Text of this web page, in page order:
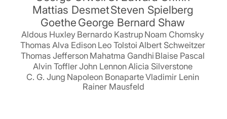
Mattias DesmetSteven Spielberg
GoetheGeorge Bernard Shaw
Aldous Huxley Bernardo Kastrup Noam Chomsky
Thomas Alva Edison Leo Tolstoi Albert Schweitzer
Thomas Jefferson Mahatma Gandhi Blaise Pascal
Alvin TofflerJohn LennonAlicia Silverstone
C. G. Jung Napoleon BonaparteVladimir Lenin
Rainer Mausfeld